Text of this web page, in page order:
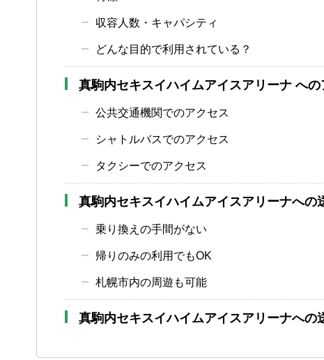
収容人数・キャパシティ
どんな目的で利用されている？
真駒内セキスイハイムアイスアリーナ への
公共交通機関でのアクセス
シャトルバスでのアクセス
タクシーでのアクセス
真駒内セキスイハイムアイスアリーナへの
乗り換えの手間がない
帰りのみの利用でもOK
札幌市内の周遊も可能
真駒内セキスイハイムアイスアリーナへの